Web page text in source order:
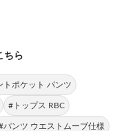
ちら
トポケット パンツ
#トップス RBC
パンツ ウエストムーブ仕様